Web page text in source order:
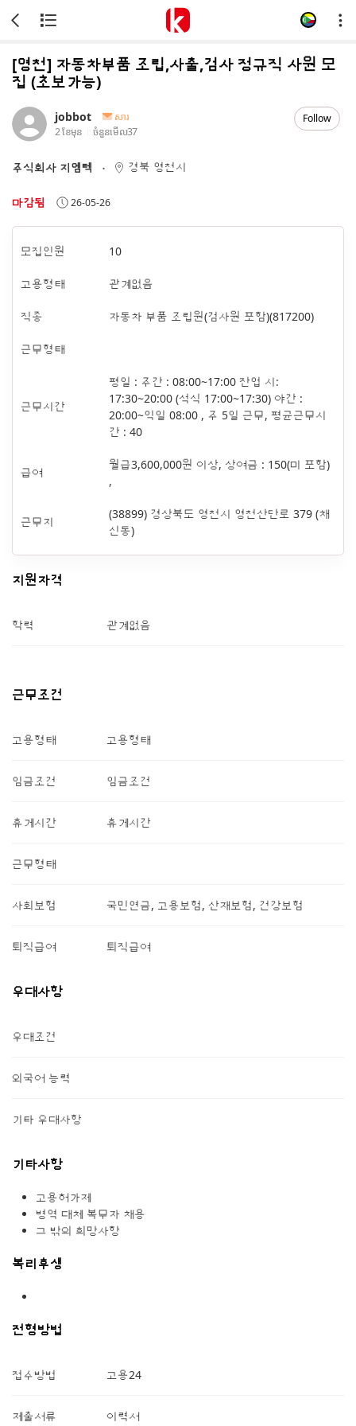
[영천] 자동차부품 조립,사출,검사 정규직 사원 모
집 (초보가능)
jobbot
សារ
2 ខែមុន
ចំនួនមើល37
Follow
주식회사 지엠텍 경북 영천시
마감됨 26-05-26
모집인원 10
고용형태 관계없음
직종 자동차 부품 조립원(검사원 포함)(817200)
근무형태
근무시간
평일 : 주간 : 08:00~17:00 잔업 시:
17:30~20:00 (석식 17:00~17:30) 야간 :
20:00~익일 08:00 , 주 5일 근무, 평균근무시
간 : 40
급여
월급3,600,000원 이상, 상여금 : 150(미 포함)
,
근무지
(38899) 경상북도 영천시 영천산단로 379 (채
신동)
지원자격
학력 관계없음
근무조건
고용형태 고용형태
임금조건 임금조건
휴게시간 휴게시간
근무형태
사회보험 국민연금, 고용보험, 산재보험, 건강보험
퇴직급여 퇴직급여
우대사항
우대조건
외국어 능력
기타 우대사항
기타사항
고용허가제
병역 대체 복무자 채용
그 밖의 희망사항
복리후생
전형방법
접수방법 고용24
제출서류 이력서